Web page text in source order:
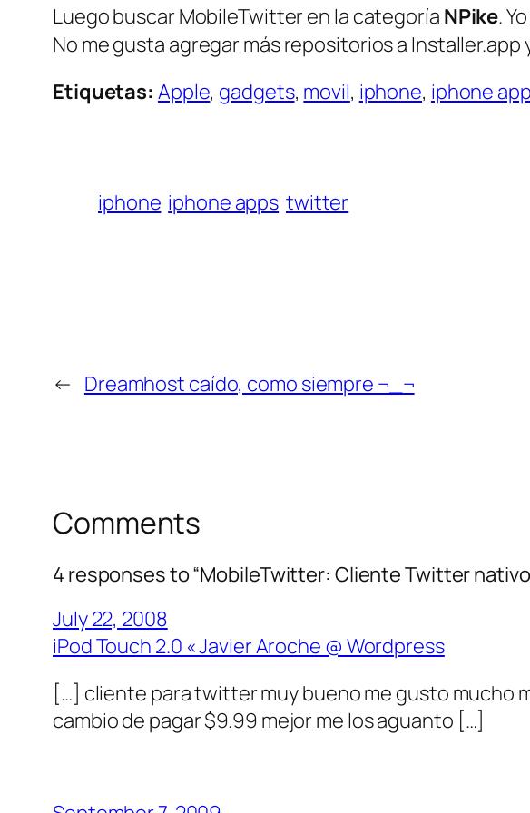
Luego buscar MobileTwitter en la categoría NPike.
No me gusta agregar más repositorios a Installer.app
Etiquetas: Apple, gadgets, movil, iphone, iphone
iphone iphone apps twitter
← Dreamhost caído, como siempre ¬_¬
Comments
4 responses to “MobileTwitter: Cliente Twitter nativo
July 22, 2008
iPod Touch 2.0 « Javier Aroche @ Wordpress
[…] cliente para twitter muy bueno me gusto mucho
cambio de pagar $9.99 mejor me los aguanto […]